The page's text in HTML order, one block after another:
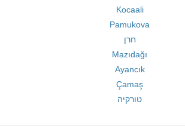
Kocaali
Pamukova
חרן
Mazıdağı
Ayancık
Çamaş
טורקיה